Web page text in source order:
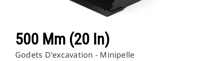
500 Mm (20 In)
Godets D'excavation - Minipelle